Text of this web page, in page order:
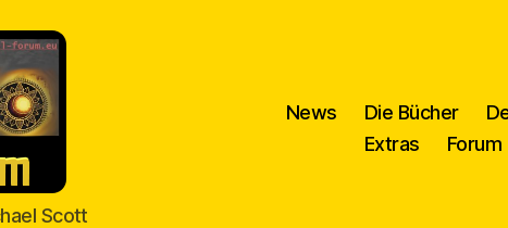
Scott
News Die Bücher
Extras
Forum